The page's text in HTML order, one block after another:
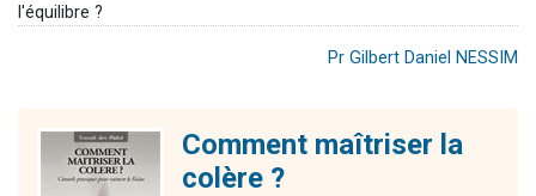
l'équilibre ?
Pr Gilbert Daniel NESSIM
Comment maîtriser la
colère ?